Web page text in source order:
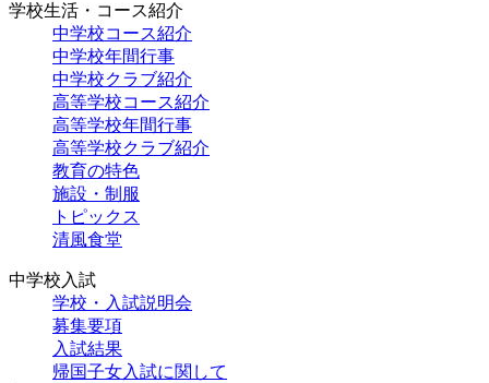
学校生活・コース紹介
中学校コース紹介
中学校年間行事
中学校クラブ紹介
高等学校コース紹介
高等学校年間行事
高等学校クラブ紹介
教育の特色
施設・制服
トピックス
清風食堂
中学校入試
学校・入試説明会
募集要項
入試結果
帰国子女入試に関して